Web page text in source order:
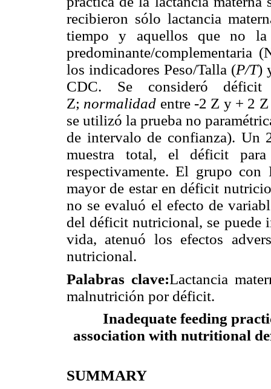
recibieron sólo lactancia
tiempo y aquellos que no la
predominante/complementaria
los indicadores Peso/Talla (P/T)
CDC. Se consideró
Z; normalidad entre -2 Z y + 2
se utilizó la prueba no
de intervalo de confianza).
muestra total, el déficit
respectivamente. El grupo
mayor de estar en déficit
no se evaluó el efecto de
del déficit nutricional, se puede
vida, atenuó los efectos
nutricional.
Palabras clave:Lactancia
malnutrición por déficit.
Inadequate feeding
association with nutritional
SUMMARY